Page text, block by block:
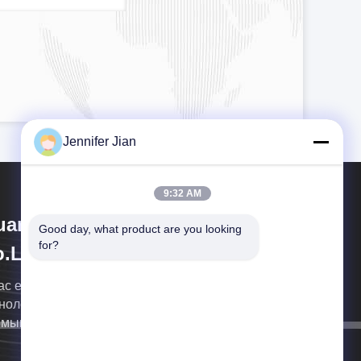
Print Area Technology
есть профессиональная команда продаж и
с 16-летним опытом работы в печатной
Jennifer Jian
9:32 AM
Good day, what product are you looking
for?